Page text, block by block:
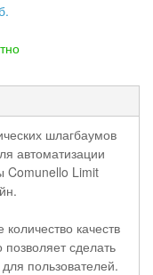
шлагбаумов
автоматизации
Comunello Limit
качеств
сделать
пользователей.